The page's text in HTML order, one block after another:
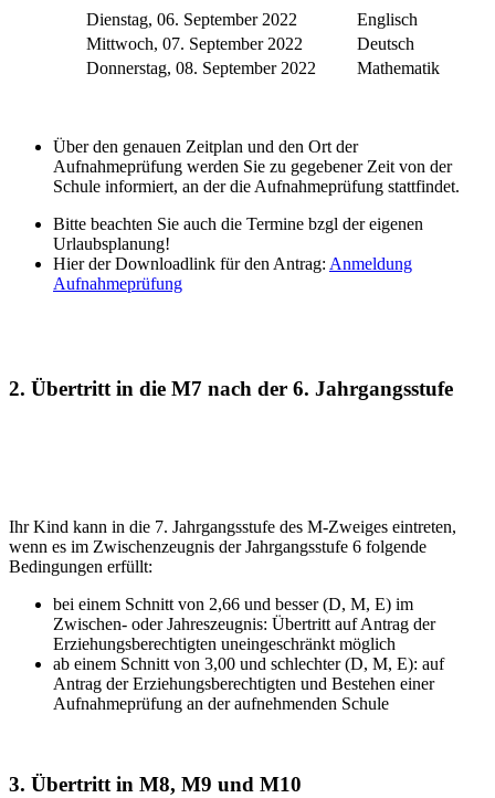
Dienstag, 06. September 2022
Englisch
Mittwoch, 07. September 2022
Deutsch
Donnerstag, 08. September 2022
Mathematik
Über den genauen Zeitplan und den Ort der
Aufnahmeprüfung werden Sie zu gegebener Zeit von der
Schule informiert, an der die Aufnahmeprüfung stattfindet.
Bitte beachten Sie auch die Termine bzgl der eigenen
Urlaubsplanung!
Hier der Downloadlink für den Antrag: Anmeldung
Aufnahmeprüfung
2. Übertritt in die M7 nach der 6. Jahrgangsstufe
Ihr Kind kann in die 7. Jahrgangsstufe des M-Zweiges eintreten,
wenn es im Zwischenzeugnis der Jahrgangsstufe 6 folgende
Bedingungen erfüllt:
bei einem Schnitt von 2,66 und besser (D, M, E) im
Zwischen- oder Jahreszeugnis: Übertritt auf Antrag der
Erziehungsberechtigten uneingeschränkt möglich
ab einem Schnitt von 3,00 und schlechter (D, M, E): auf
Antrag der Erziehungsberechtigten und Bestehen einer
Aufnahmeprüfung an der aufnehmenden Schule
3. Übertritt in M8, M9 und M10